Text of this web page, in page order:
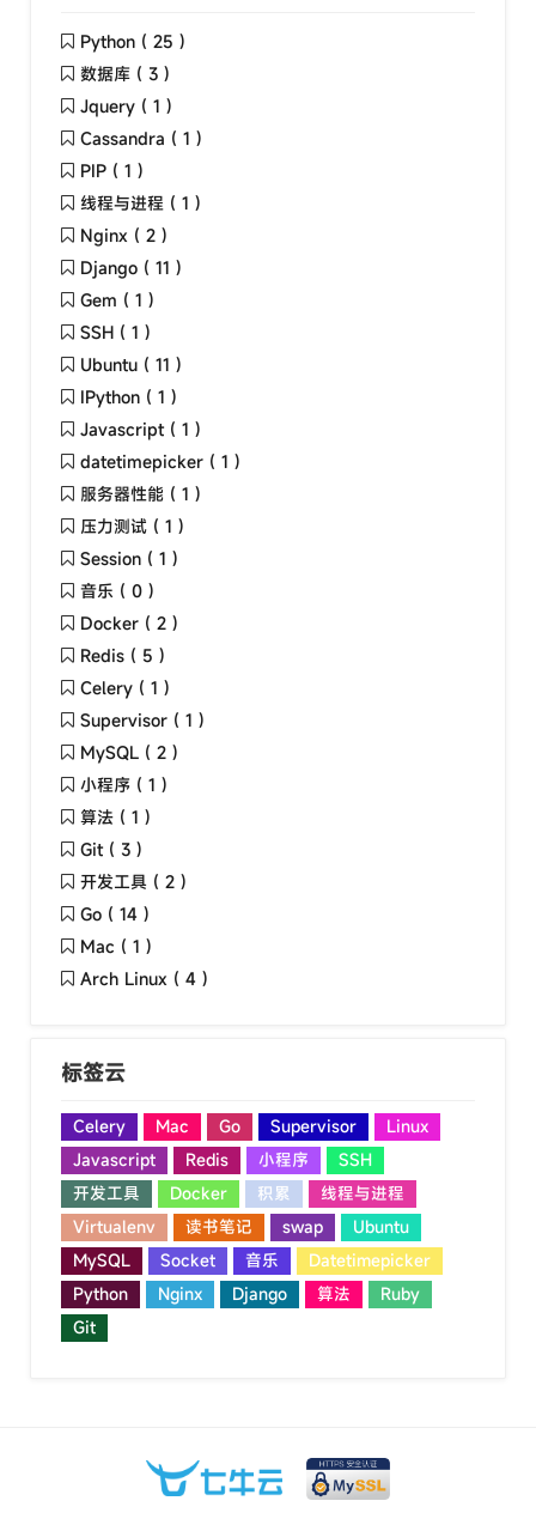
Python ( 25 )
数据库 ( 3 )
Jquery ( 1 )
Cassandra ( 1 )
PIP ( 1 )
线程与进程 ( 1 )
Nginx ( 2 )
Django ( 11 )
Gem ( 1 )
SSH ( 1 )
Ubuntu ( 11 )
IPython ( 1 )
Javascript ( 1 )
datetimepicker ( 1 )
服务器性能 ( 1 )
压力测试 ( 1 )
Session ( 1 )
音乐 ( 0 )
Docker ( 2 )
Redis ( 5 )
Celery ( 1 )
Supervisor ( 1 )
MySQL ( 2 )
小程序 ( 1 )
算法 ( 1 )
Git ( 3 )
开发工具 ( 2 )
Go ( 14 )
Mac ( 1 )
Arch Linux ( 4 )
标签云
Celery Mac Go Supervisor
Linux
Javascript
Redis 小程序
SSH
开发工具
Docker 积累
线程与进程
Virtualenv
读书笔记 swap
Ubuntu
MySQL
Socket 音乐
Datetimepicker
Python
Nginx Django 算法
Ruby
Git